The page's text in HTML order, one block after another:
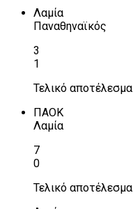
Λαμία
Παναθηναϊκός
3
1
Τελικό αποτέλεσμα
ΠΑΟΚ
Λαμία
7
0
Τελικό αποτέλεσμα